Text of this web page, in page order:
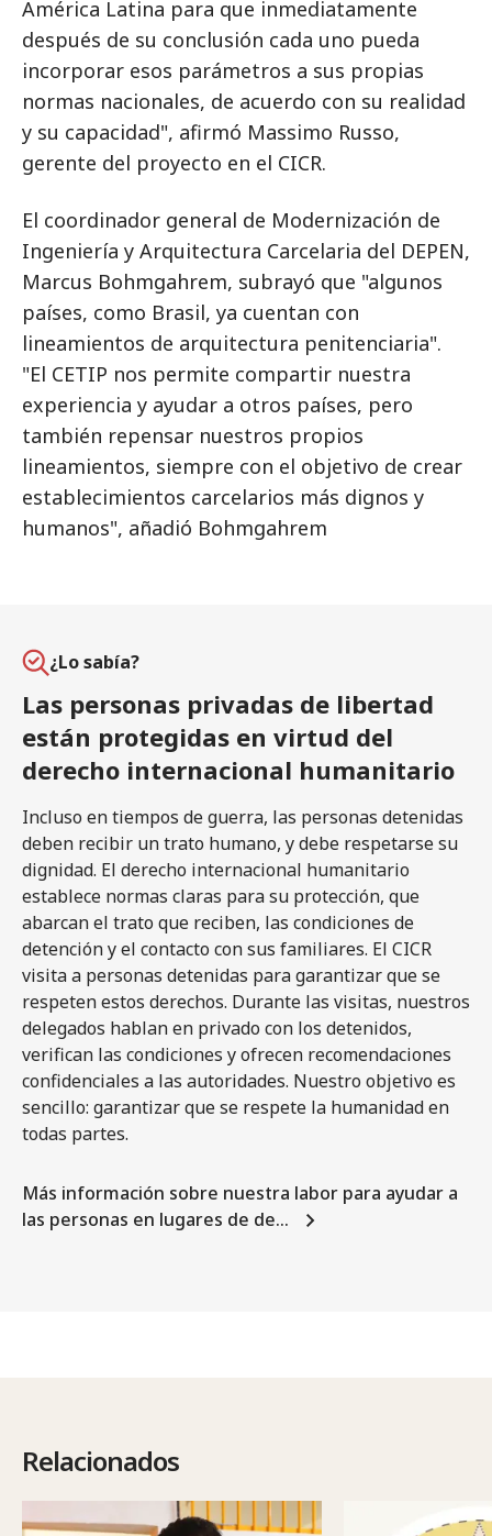
América Latina para que inmediatamente
después de su conclusión cada uno pueda
incorporar esos parámetros a sus propias
normas nacionales, de acuerdo con su realidad
y su capacidad", afirmó Massimo Russo,
gerente del proyecto en el CICR.
El coordinador general de Modernización de
Ingeniería y Arquitectura Carcelaria del DEPEN,
Marcus Bohmgahrem, subrayó que "algunos
países, como Brasil, ya cuentan con
lineamientos de arquitectura penitenciaria".
"El CETIP nos permite compartir nuestra
experiencia y ayudar a otros países, pero
también repensar nuestros propios
lineamientos, siempre con el objetivo de crear
establecimientos carcelarios más dignos y
humanos", añadió Bohmgahrem
¿Lo sabía?
Las personas privadas de libertad
están protegidas en virtud del
derecho internacional humanitario
Incluso en tiempos de guerra, las personas detenidas
deben recibir un trato humano, y debe respetarse su
dignidad. El derecho internacional humanitario
establece normas claras para su protección, que
abarcan el trato que reciben, las condiciones de
detención y el contacto con sus familiares. El CICR
visita a personas detenidas para garantizar que se
respeten estos derechos. Durante las visitas, nuestros
delegados hablan en privado con los detenidos,
verifican las condiciones y ofrecen recomendaciones
confidenciales a las autoridades. Nuestro objetivo es
sencillo: garantizar que se respete la humanidad en
todas partes.
Más información sobre nuestra labor para ayudar a
las personas en lugares de de…
Relacionados